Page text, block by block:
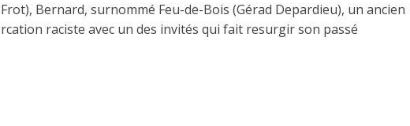
Bernard, surnommé Feu-de-Bois (Gérad Depardieu), un ancien
raciste avec un des invités qui fait resurgir son passé